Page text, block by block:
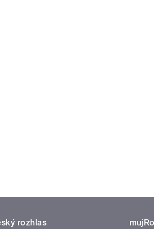
rozhlas